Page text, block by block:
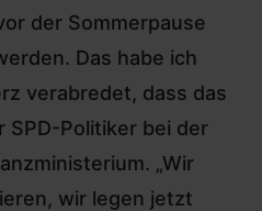
der Sommerpause
Das habe ich
verabredet, dass das
SPD-Politiker bei der
„Wir
wir legen jetzt